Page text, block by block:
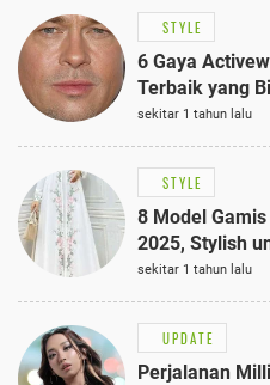
STYLE
6 Gaya
Terbaik yang
sekitar 1 tahun lalu
STYLE
8 Model
2025, Stylish
Semi-Formal
sekitar 1 tahun lalu
UPDATE
Perjalanan